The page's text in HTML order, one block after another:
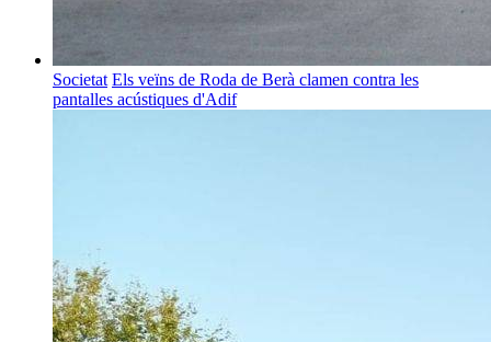
Societat Els veïns de Roda de Berà clamen contra les
pantalles acústiques d'Adif